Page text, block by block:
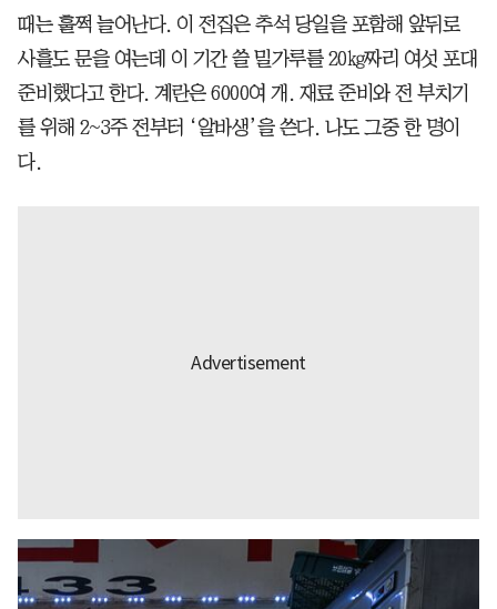
때는 훌쩍 늘어난다. 이 전집은 추석 당일을 포함해 앞뒤로
사흘도 문을 여는데 이 기간 쓸 밀가루를 20㎏짜리 여섯 포대
준비했다고 한다. 계란은 6000여 개. 재료 준비와 전 부치기
를 위해 2~3주 전부터 ‘알바생’을 쓴다. 나도 그중 한 명이
다.